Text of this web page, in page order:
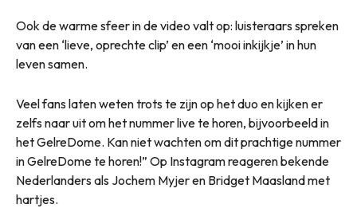
Ook de warme sfeer in de video valt op: luisteraars spreken
van een ‘lieve, oprechte clip’ en een ‘mooi inkijkje’ in hun
leven samen.
Veel fans laten weten trots te zijn op het duo en kijken er
zelfs naar uit om het nummer live te horen, bijvoorbeeld in
het GelreDome. Kan niet wachten om dit prachtige nummer
in GelreDome te horen!” Op Instagram reageren bekende
Nederlanders als Jochem Myjer en Bridget Maasland met
hartjes.